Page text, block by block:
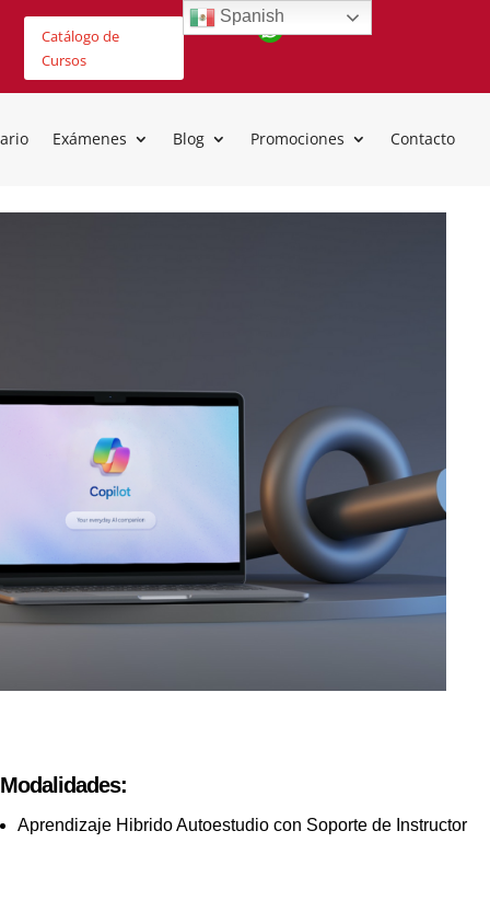
Catálogo de
Cursos
Exámenes Blog Promociones Contacto
Modalidades:
Aprendizaje Hibrido Autoestudio con Soporte de Instructor
Spanish